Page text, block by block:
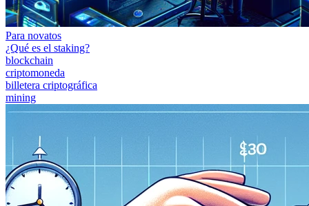
Para novatos
¿Qué es el staking?
blockchain
criptomoneda
billetera criptográfica
mining